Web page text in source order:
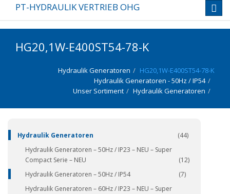
PT-HYDRAULIK VERTRIEB OHG
HG20,1W-E400ST54-78-K
HG20,1W-E400ST54-78-K
Hydraulik Generatoren
Hydraulik Generatoren - 50Hz / IP54
Hydraulik Generatoren
Unser Sortiment
Hydraulik Generatoren
(44)
Hydraulik Generatoren – 50Hz / IP23 – NEU – Super
Compact Serie – NEU
(12)
Hydraulik Generatoren – 50Hz / IP54
(7)
Hydraulik Generatoren – 60Hz / IP23 – NEU – Super